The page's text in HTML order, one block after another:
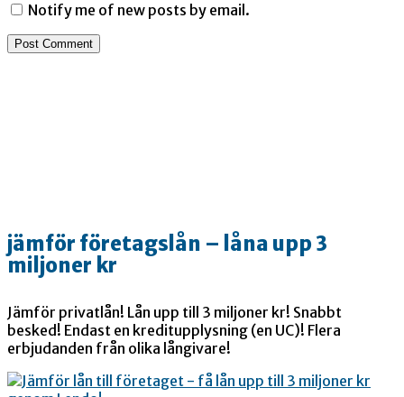
Notify me of new posts by email.
jämför företagslån – låna upp 3
miljoner kr
Jämför privatlån! Lån upp till 3 miljoner kr! Snabbt
besked! Endast en kreditupplysning (en UC)! Flera
erbjudanden från olika långivare!